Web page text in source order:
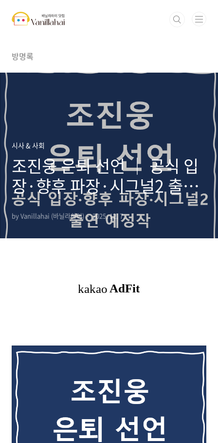
방명록
시사 & 사회
조진웅 은퇴 선언 │ 공식 입
장·향후 파장·시그널2 출연
예정작
by Vanillahai (바닐라하이) 2025. 12. 7.